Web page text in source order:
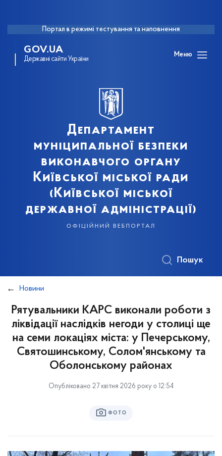
Портал в режимі тестування та наповнення
GOV.UA
Державні сайти України
Меню
Департамент
муніципальної безпеки
виконавчого органу
Київської міської ради
(Київської міської
державної адміністрації)
офіційний вебпортал
Пошук
Новини
Рятувальники КАРС виконали роботи з
ліквідації наслідків негоди у столиці ще
на семи локаціях міста: у Печерському,
Святошинському, Солом'янському та
Оболонському районах
Опубліковано 27 квітня 2026 року о 12:54
ФОТО